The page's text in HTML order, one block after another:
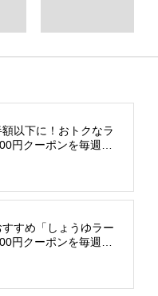
以下に！おトクなラ
円クーポンを毎週配
すめ「しょうゆラー
円クーポンを毎週配